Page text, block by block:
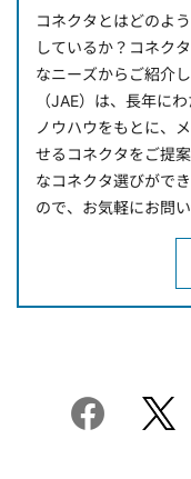
コネクタとはどのよ
しているか？コネク
なニーズからご紹介
（JAE）は、長年に
ノウハウをもとに、
せるコネクタをご提
なコネクタ選びがで
ので、お気軽にお問